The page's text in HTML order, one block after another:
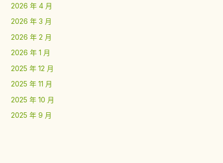
2026 年 4 月
2026 年 3 月
2026 年 2 月
2026 年 1 月
2025 年 12 月
2025 年 11 月
2025 年 10 月
2025 年 9 月